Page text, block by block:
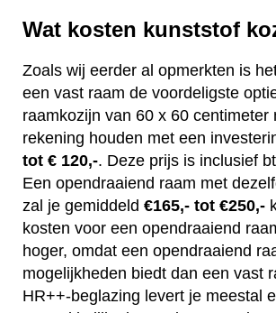
Wat kosten kunststof
Zoals wij eerder al opmerkten is
een vast raam de voordeligste
raamkozijn van 60 x 60 centimeter
rekening houden met een
tot € 120,-. Deze prijs is inclusief
Een opendraaiend raam met
zal je gemiddeld €165,- tot €250,-
kosten voor een opendraaiend
hoger, omdat een opendraaiend
mogelijkheden biedt dan een vast
HR++-beglazing levert je meestal